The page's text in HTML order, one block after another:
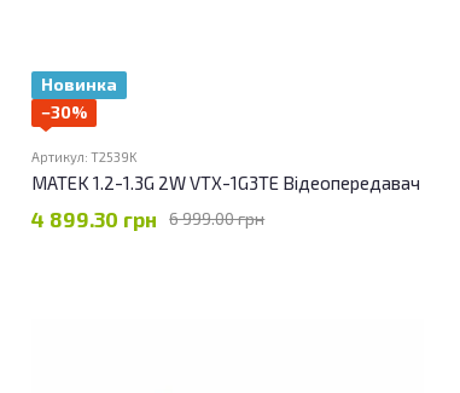
Новинка
−30%
Артикул: T2539K
MATEK 1.2-1.3G 2W VTX-1G3TE Відеопередавач
6 999.00 грн
4 899.30 грн